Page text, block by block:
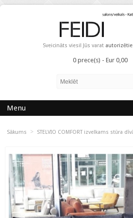
Sveicināts viesi! Jūs varat
0 prece(s) - Eur 0,00
Menu
Sākums > STELVIO COMFORT izvelkams stūra